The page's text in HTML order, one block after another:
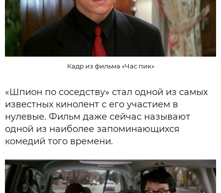
Кадр из фильма «Час пик»
«Шпион по соседству» стал одной из самых
известных кинолент с его участием в
нулевые. Фильм даже сейчас называют
одной из наиболее запоминающихся
комедий того времени.